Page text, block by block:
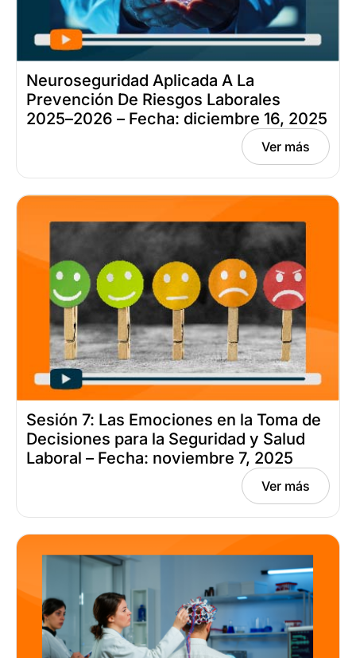
Neuroseguridad Aplicada A La
Prevención De Riesgos Laborales
2025–2026 – Fecha: diciembre 16, 2025
Ver más
Sesión 7: Las Emociones en la Toma de
Decisiones para la Seguridad y Salud
Laboral – Fecha: noviembre 7, 2025
Ver más